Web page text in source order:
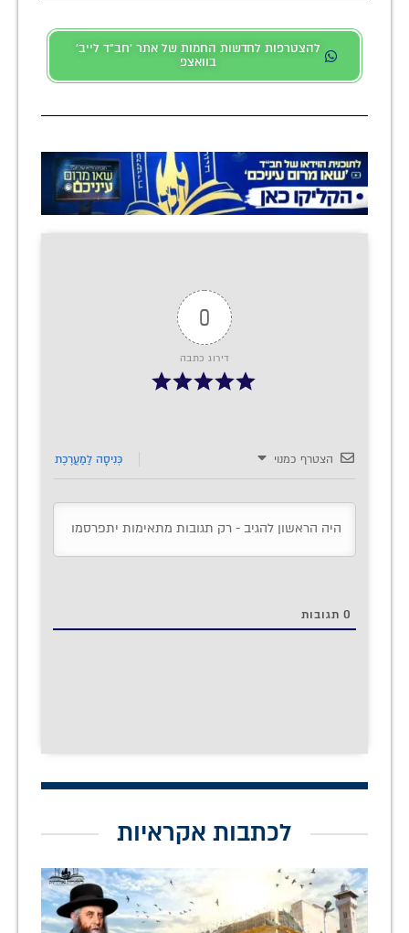
להצטרפות לחדשות החמות של אתר 'חב"ד לייב'
בוואצפ
0
דירוג כתבה
הצטרף כמנוי כְּנִיסָה לַמַעֲרֶכֶת
0 תגובות
לכתבות אקראיות